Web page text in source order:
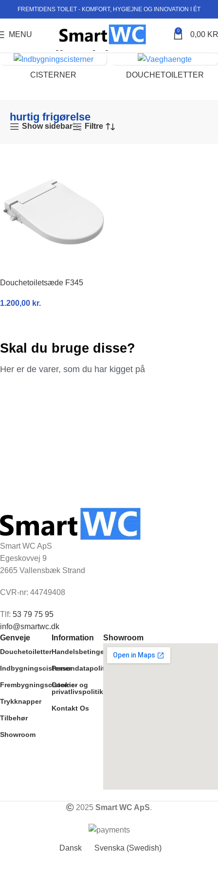
FREMTIDENS TOILET - KOMFORT, HYGIEJNE OG INNOVATION I ÉT
MENU 0 0,00
Varer tagged “hurtig frigørelse”
CISTERNER DOUCHETOILETTER
hurtig frigørelse
Show sidebar Filtre
Douchetoiletsæde F345
1.200,00 kr.
Skal du bruge disse?
Her er de varer, som du har kigget på
Smart WC ApS
Egeskovvej 9
2665 Vallensbæk Strand
CVR-nr: 44749408
Tlf: 53 79 75 95
info@smartwc.dk
Genveje
Douchetoiletter
Indbygningscisterner
Frembygningscisterner
Trykknapper
Tilbehør
Showroom
Information
Handelsbetingelser
Persondatapolitik
Cookie- og
privatlivspolitik
Kontakt Os
Showroom
2025 Smart WC ApS.
Dansk Svenska (Swedish)